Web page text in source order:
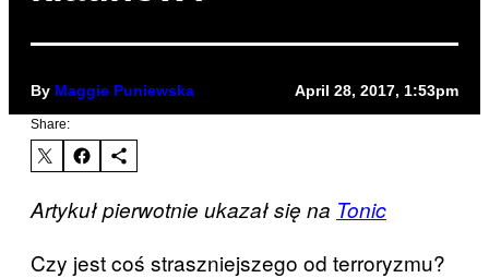
By Maggie Puniewska April 28, 2017, 1:53pm
Share:
Artykuł pierwotnie ukazał się na Tonic
Czy jest coś straszniejszego od terroryzmu?